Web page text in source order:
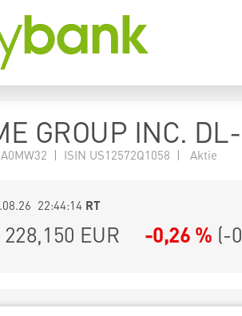
GROUP INC.
| ISIN US12572Q1058 | Aktie
22:44:14 RT
228,150 EUR -0,26 % (-